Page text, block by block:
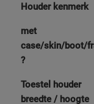
Houder kenmerk
met
case/skin/boot/
?
Toestel houder
breedte / hoogte